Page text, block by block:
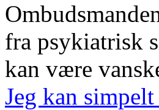
fra psykiatrisk
kan være
Jeg kan